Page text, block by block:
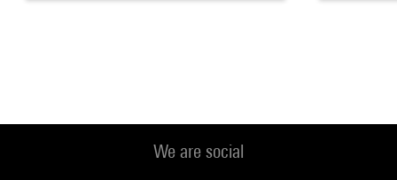
We are social